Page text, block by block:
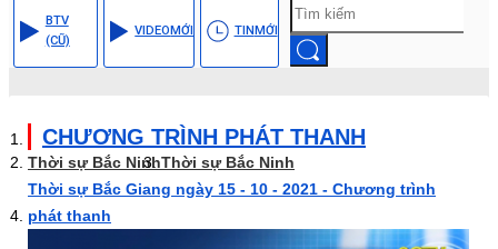
BTV
(CŨ)
VIDEOMỚI TINMỚI
CHƯƠNG TRÌNH PHÁT THANH
Thời sự Bắc NinhThời sự Bắc Ninh
Thời sự Bắc Giang ngày 15 - 10 - 2021 - Chương trình
phát thanh